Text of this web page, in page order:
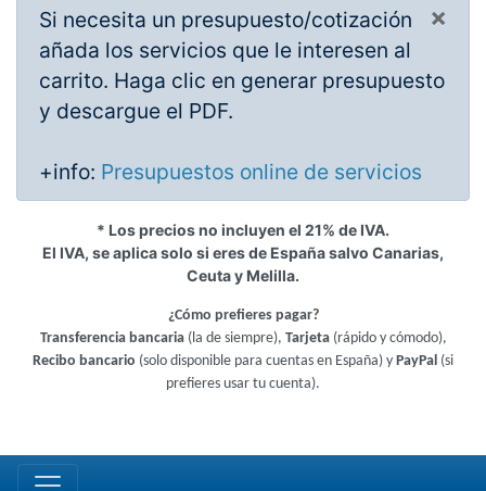
×
Si necesita un presupuesto/cotización
añada los servicios que le interesen al
carrito. Haga clic en generar presupuesto
y descargue el PDF.
+info: Presupuestos online de servicios
* Los precios no incluyen el 21% de IVA.
El IVA, se aplica solo si eres de España salvo Canarias,
Ceuta y Melilla.
¿Cómo prefieres pagar?
Transferencia bancaria(la de siempre), Tarjeta(rápido y cómodo),
Recibo bancario (solo disponible para cuentas en España) y PayPal (si
prefieres usar tu cuenta).